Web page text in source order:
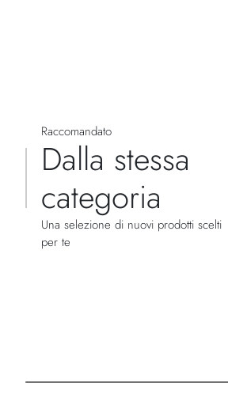
Raccomandato
Dalla stessa
categoria
Una selezione di nuovi prodotti scelti
per te